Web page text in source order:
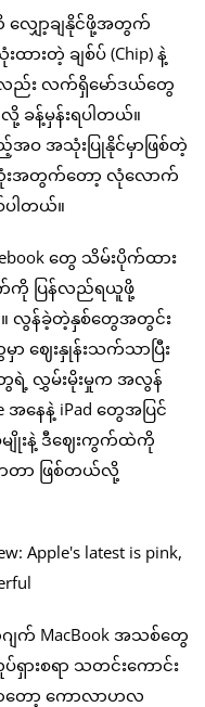
လျှော့ချနိုင်ဖို့အတွက်
းတဲ့ ချစ်ပ် (Chip) နဲ့
ည်း လက်ရှိမော်ဒယ်တွေ
ခန့်မှန်းရပါတယ်။
ည့်အဝ အသုံးပြုနိုင်မှာဖြစ်တဲ့
သုံးအတွက်တော့ လုံလောက်
ပါတယ်။
တွေ သိမ်းပိုက်ထား
က်ကို ပြန်လည်ရယူဖို့
။ လွန်ခဲ့တဲ့နှစ်တွေအတွင်း
ာ ဈေးနှုန်းသက်သာပြီး
ရဲ့ လွှမ်းမိုးမှုက အလွန်
အနေနဲ့ iPad တွေအပြင်
ျိုးနဲ့ ဒီဈေးကွက်ထဲကို
တာ ဖြစ်တယ်လို့
က် MacBook အသစ်တွေ
းစရာ သတင်းကောင်း
တော့ ကောလာဟလ